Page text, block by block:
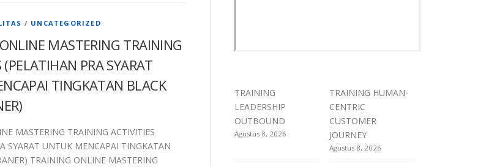
/ UNCATEGORIZED
MASTERING TRAINING
PRA SYARAT
TINGKATAN BLACK
MASTERING TRAINING ACTIVITIES
SYARAT UNTUK MENCAPAI TINGKATAN
TRAINING ONLINE MASTERING
TRAINING
LEADERSHIP
OUTBOUND
Agustus 8, 2026
TRAINING HUMAN-
CENTRIC
CUSTOMER
JOURNEY
Agustus 8, 2026